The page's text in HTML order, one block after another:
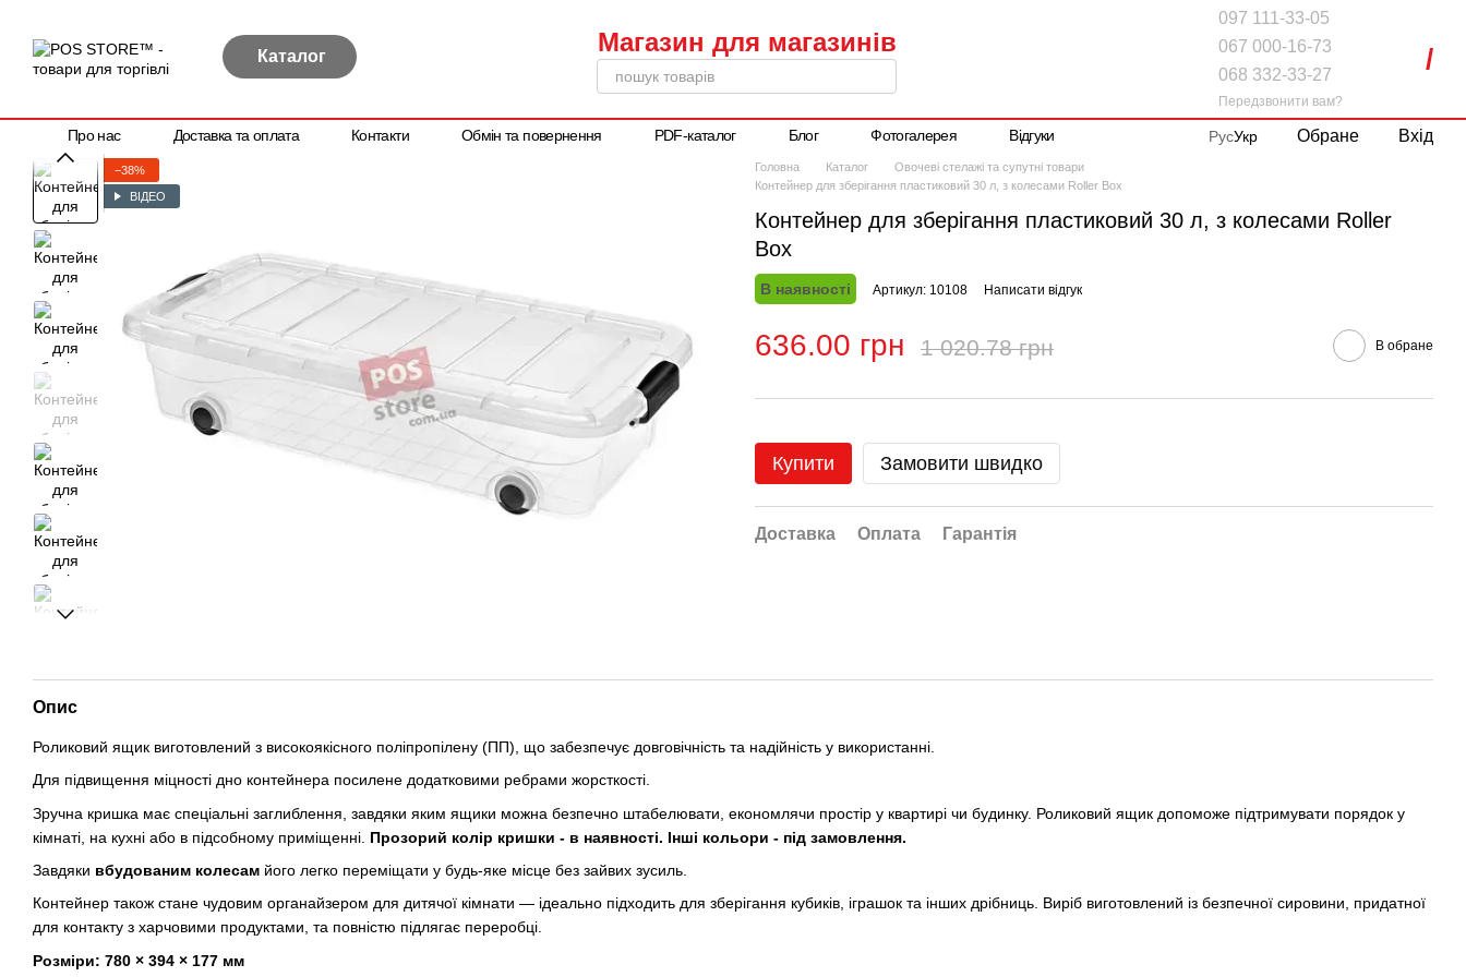
Каталог
097 111-33-05
067 000-16-73
068 332-33-27
Передзвонити вам?
Про нас Доставка та оплата Контакти Обмін та повернення PDF-каталог Блог Фотогалерея
Відгуки
Політика конфіденційності
РусУкр Обране Вхід
−38%
ВІДЕО
Головна Каталог
Овочеві стелажі та супутні товари
Контейнер для зберігання пластиковий 30 л, з колесами Roller Box
Контейнер для зберігання пластиковий 30 л, з колесами Roller
Box
В наявності Артикул: 10108 Написати відгук
636.00 грн 1 020.78 грн В обране
Купити Замовити швидко
Доставка Оплата Гарантія
Опис
Роликовий ящик виготовлений з високоякісного поліпропілену (ПП), що забезпечує довговічність та надійність у використанні.
Для підвищення міцності дно контейнера посилене додатковими ребрами жорсткості.
Зручна кришка має спеціальні заглиблення, завдяки яким ящики можна безпечно штабелювати, економлячи простір у квартирі чи будинку. Роликовий ящик допоможе підтримувати порядок у
кімнаті, на кухні або в підсобному приміщенні. Прозорий колір кришки - в наявності. Інші кольори - під замовлення.
Завдяки вбудованим колесам його легко переміщати у будь-яке місце без зайвих зусиль.
Контейнер також стане чудовим органайзером для дитячої кімнати — ідеально підходить для зберігання кубиків, іграшок та інших дрібниць. Виріб виготовлений із безпечної сировини, придатної
для контакту з харчовими продуктами, та повністю підлягає переробці.
Розміри: 780 × 394 × 177 мм